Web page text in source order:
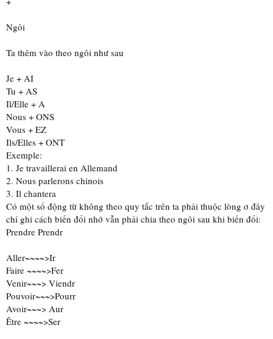
Ngôi
Ta thêm vào theo ngôi như sau
Je + AI
Tu + AS
Il/Elle + A
Nous + ONS
Vous + EZ
Ils/Elles + ONT
Exemple:
1. Je travaillerai en Allemand
2. Nous parlerons chinois
3. Il chantera
Có một số động từ không theo quy tắc trên ta phải thuộc lòng ơ đây
chỉ ghi cách biến đổi nhớ vẫn phải chia theo ngôi sau khi biến đổi:
Prendre Prendr
Aller~~~~>Ir
Faire ~~~~>Fer
Venir~~~> Viendr
Pouvoir~~~>Pourr
Avoir~~~> Aur
Être ~~~~>Ser